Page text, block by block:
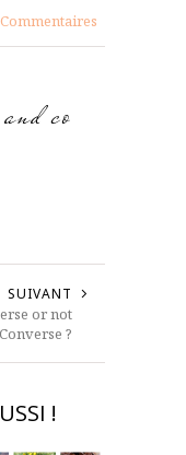
co
SUIVANT
or not
Converse ?
!